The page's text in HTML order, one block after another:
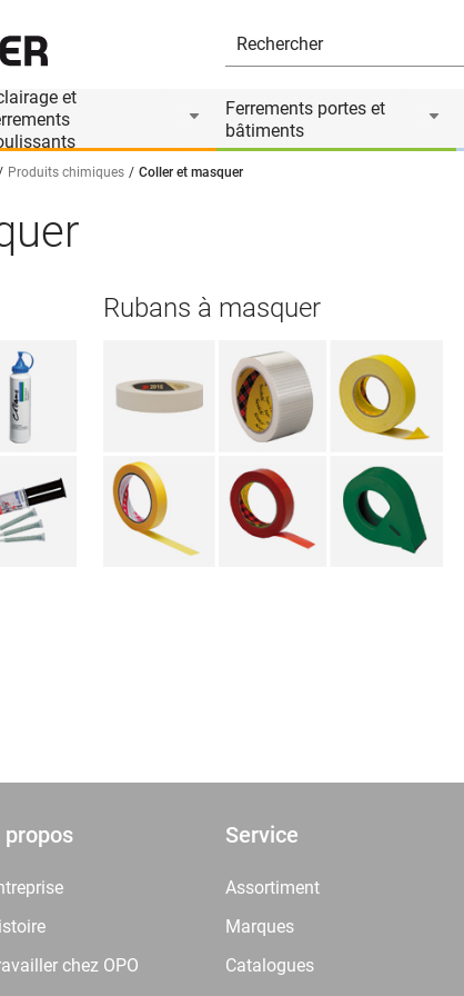
et
Ferrements portes et
bâtiments
Produits chimiques Coller et masquer
Rubans à masquer
propos
chez OPO
Service
Assortiment
Marques
Catalogues